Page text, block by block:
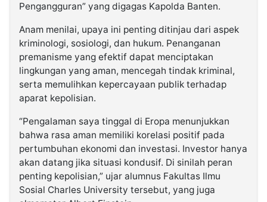
Pengangguran” yang digagas Kapolda Banten.
Anam menilai, upaya ini penting ditinjau dari aspek
kriminologi, sosiologi, dan hukum. Penanganan
premanisme yang efektif dapat menciptakan
lingkungan yang aman, mencegah tindak kriminal,
serta memulihkan kepercayaan publik terhadap
aparat kepolisian.
“Pengalaman saya tinggal di Eropa menunjukkan
bahwa rasa aman memiliki korelasi positif pada
pertumbuhan ekonomi dan investasi. Investor hanya
akan datang jika situasi kondusif. Di sinilah peran
penting kepolisian,” ujar alumnus Fakultas Ilmu
Sosial Charles University tersebut, yang juga